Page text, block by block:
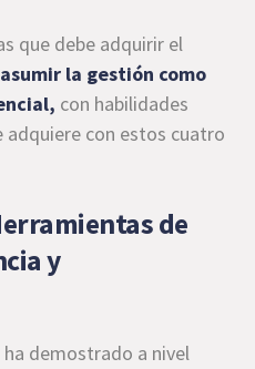
que debe adquirir el
la gestión como
con habilidades
con estos cuatro
de
y
demostrado a nivel